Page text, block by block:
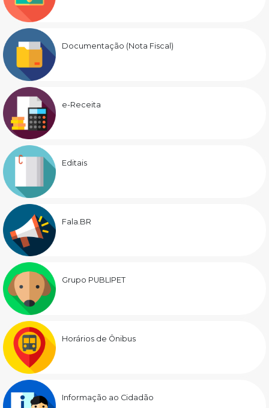
Documentação (Nota Fiscal)
e-Receita
Editais
Fala.BR
Grupo PUBLIPET
Horários de Ônibus
Informação ao Cidadão